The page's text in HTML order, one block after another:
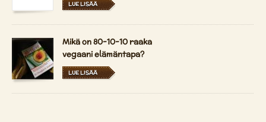
LUE LISÄÄ
Mikä on 80-10-10 raaka
vegaani elämäntapa?
LUE LISÄÄ